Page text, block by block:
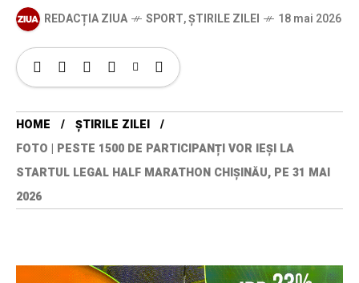
REDACȚIA ZIUA SPORT,ȘTIRILE ZILEI 18 mai 2026
HOME
ȘTIRILE ZILEI
FOTO | PESTE 1500 DE PARTICIPANȚI VOR IEȘI LA
STARTUL LEGAL HALF MARATHON CHIȘINĂU, PE 31 MAI
2026